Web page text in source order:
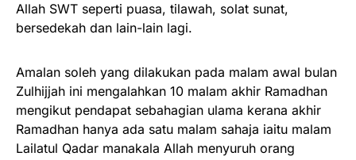
Allah SWT seperti puasa, tilawah, solat sunat,
bersedekah dan lain-lain lagi.
Amalan soleh yang dilakukan pada malam awal bulan
Zulhijjah ini mengalahkan 10 malam akhir Ramadhan
mengikut pendapat sebahagian ulama kerana akhir
Ramadhan hanya ada satu malam sahaja iaitu malam
Lailatul Qadar manakala Allah menyuruh orang